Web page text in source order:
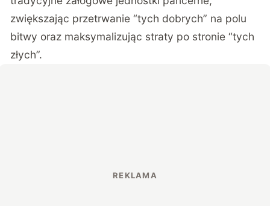
zwiększając przetrwanie “tych dobrych” na polu
bitwy oraz maksymalizując straty po stronie “tych
złych”.